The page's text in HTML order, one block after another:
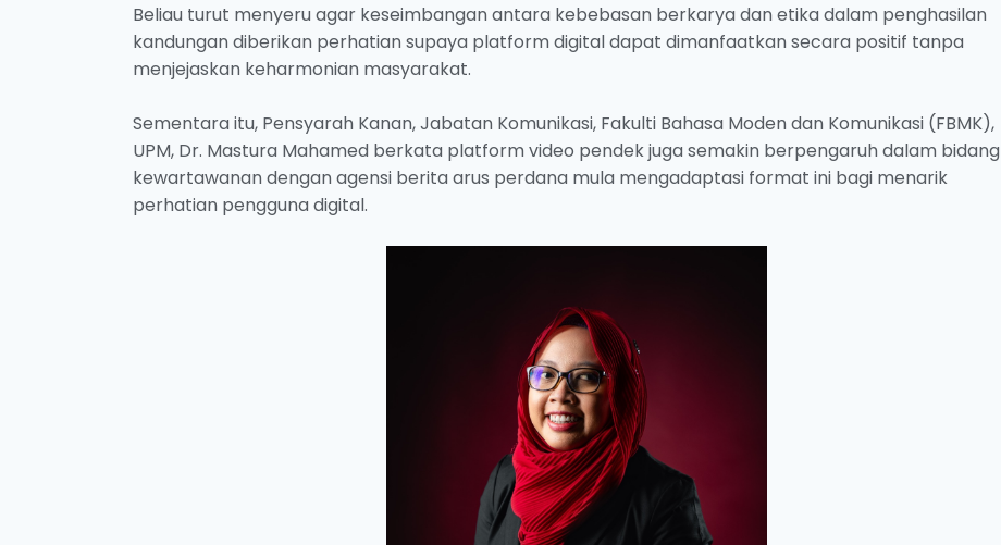
Beliau turut menyeru agar keseimbangan antara kebebasan berkarya dan etika dalam penghasilan
kandungan diberikan perhatian supaya platform digital dapat dimanfaatkan secara positif tanpa
menjejaskan keharmonian masyarakat.
Sementara itu, Pensyarah Kanan, Jabatan Komunikasi, Fakulti Bahasa Moden dan Komunikasi (FBMK),
UPM, Dr. Mastura Mahamed berkata platform video pendek juga semakin berpengaruh dalam bidang
kewartawanan dengan agensi berita arus perdana mula mengadaptasi format ini bagi menarik
perhatian pengguna digital.